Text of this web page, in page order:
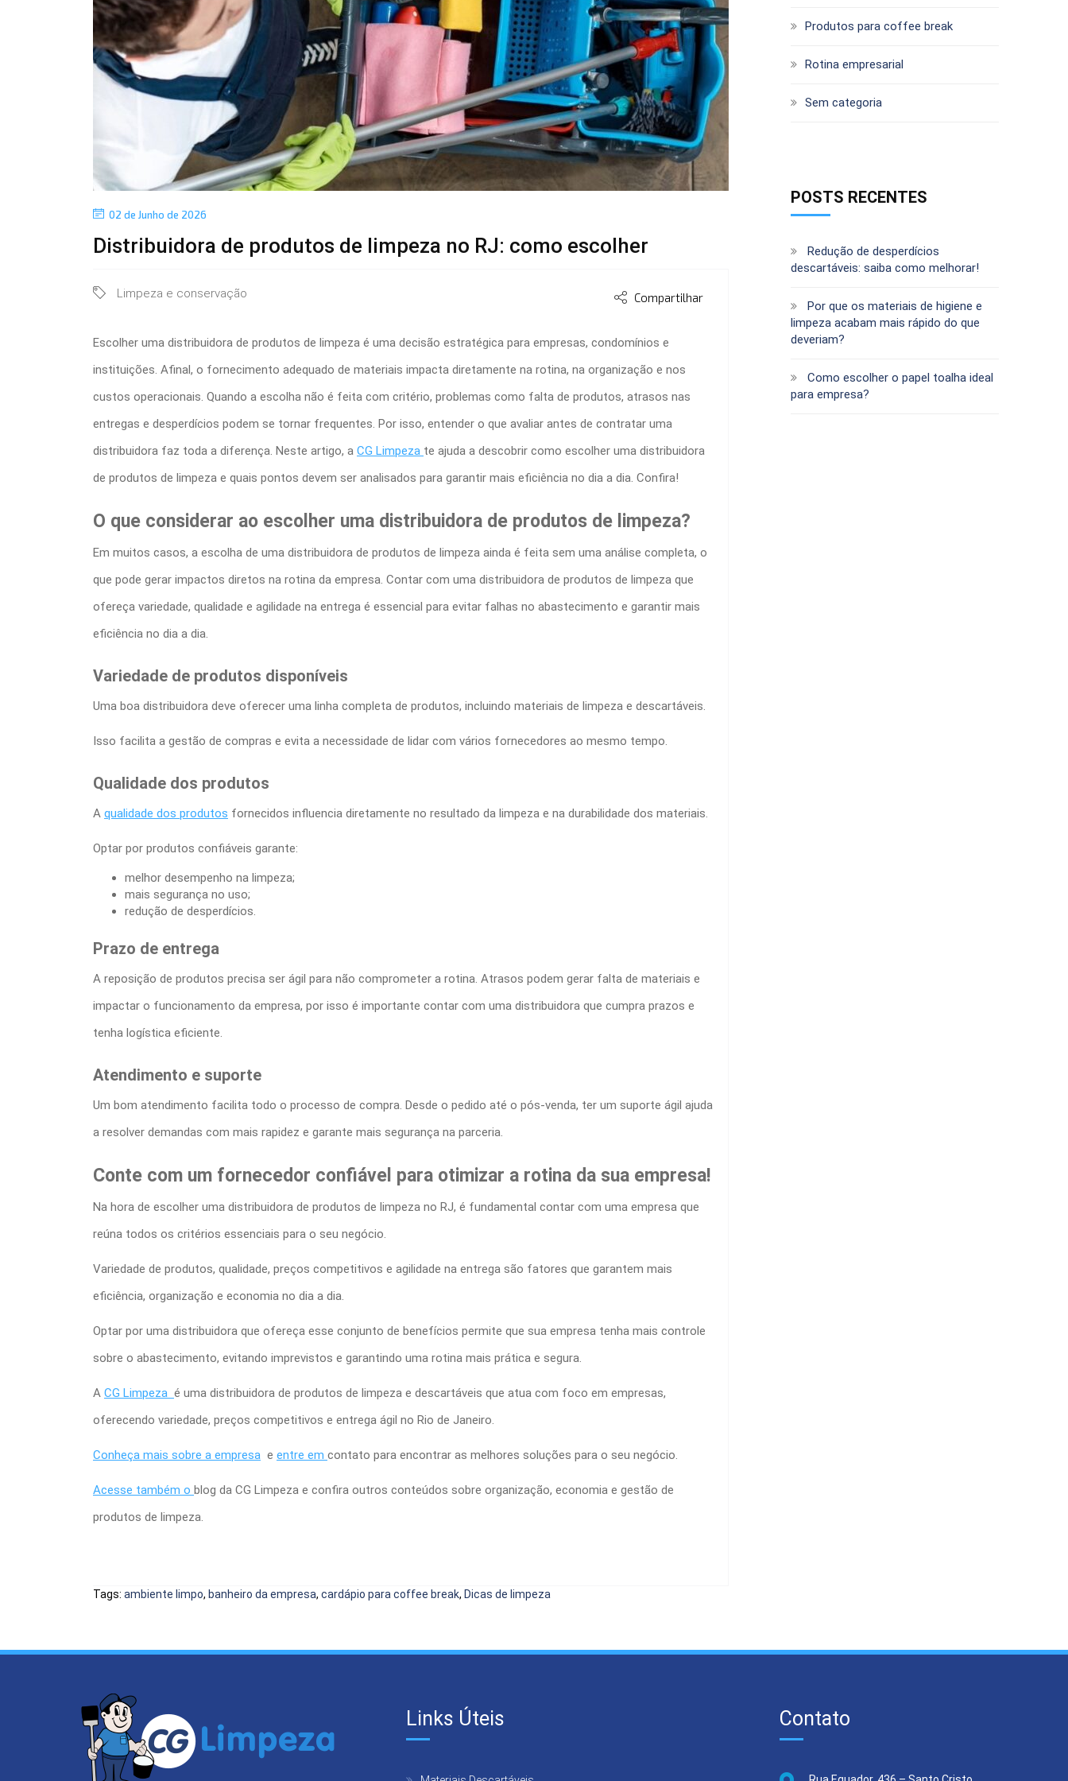
P
d
02 de Junho de 2026
Distribuidora de produtos de limpeza no RJ: como escolher
C
t
e
i
e
Limpeza e conservação Compartilhar
Escolher uma distribuidora de produtos de limpeza é uma decisão estratégica para empresas, condomínios e
instituições. Afinal, o fornecimento adequado de materiais impacta diretamente na rotina, na organização e nos
custos operacionais. Quando a escolha não é feita com critério, problemas como falta de produtos, atrasos nas
entregas e desperdícios podem se tornar frequentes. Por isso, entender o que avaliar antes de contratar uma
distribuidora faz toda a diferença. Neste artigo, a CG Limpeza te ajuda a descobrir como escolher uma distribuidora
de produtos de limpeza e quais pontos devem ser analisados para garantir mais eficiência no dia a dia. Confira!
O que considerar ao escolher uma distribuidora de produtos de limpeza?
Em muitos casos, a escolha de uma distribuidora de produtos de limpeza ainda é feita sem uma análise completa, o
que pode gerar impactos diretos na rotina da empresa. Contar com uma distribuidora de produtos de limpeza que
ofereça variedade, qualidade e agilidade na entrega é essencial para evitar falhas no abastecimento e garantir mais
eficiência no dia a dia.
Variedade de produtos disponíveis
Uma boa distribuidora deve oferecer uma linha completa de produtos, incluindo materiais de limpeza e descartáveis.
Isso facilita a gestão de compras e evita a necessidade de lidar com vários fornecedores ao mesmo tempo.
Qualidade dos produtos
A qualidade dos produtos fornecidos influencia diretamente no resultado da limpeza e na durabilidade dos materiais.
Optar por produtos confiáveis garante:
melhor desempenho na limpeza;
mais segurança no uso;
redução de desperdícios.
Prazo de entrega
A reposição de produtos precisa ser ágil para não comprometer a rotina. Atrasos podem gerar falta de materiais e
impactar o funcionamento da empresa, por isso é importante contar com uma distribuidora que cumpra prazos e
tenha logística eficiente.
Atendimento e suporte
Um bom atendimento facilita todo o processo de compra. Desde o pedido até o pós-venda, ter um suporte ágil ajuda
a resolver demandas com mais rapidez e garante mais segurança na parceria.
Conte com um fornecedor confiável para otimizar a rotina da sua empresa!
Na hora de escolher uma distribuidora de produtos de limpeza no RJ, é fundamental contar com uma empresa que
reúna todos os critérios essenciais para o seu negócio.
Variedade de produtos, qualidade, preços competitivos e agilidade na entrega são fatores que garantem mais
eficiência, organização e economia no dia a dia.
Optar por uma distribuidora que ofereça esse conjunto de benefícios permite que sua empresa tenha mais controle
sobre o abastecimento, evitando imprevistos e garantindo uma rotina mais prática e segura.
A CG Limpeza é uma distribuidora de produtos de limpeza e descartáveis que atua com foco em empresas,
oferecendo variedade, preços competitivos e entrega ágil no Rio de Janeiro.
Conheça mais sobre a empresa e entre em contato para encontrar as melhores soluções para o seu negócio.
Acesse também o blog da CG Limpeza e confira outros conteúdos sobre organização, economia e gestão de
produtos de limpeza.
Tags: ambiente limpo, banheiro da empresa, cardápio para coffee break, Dicas de limpeza
Produtos para coffee break
Rotina empresarial
Sem categoria
POSTS RECENTES
Redução de desperdícios
descartáveis: saiba como melhorar!
Por que os materiais de higiene e
limpeza acabam mais rápido do que
deveriam?
Como escolher o papel toalha ideal
para empresa?
Links Úteis Contato